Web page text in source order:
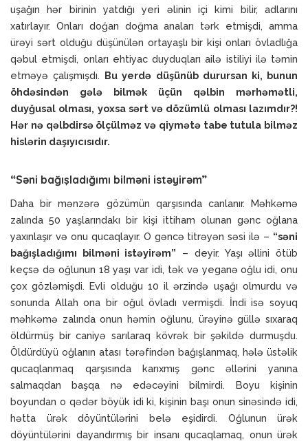
uşağın hər birinin yatdığı yeri əlinin içi kimi bilir, adlarını
xatırlayır. Onları doğan doğma anaları tərk etmişdi, amma
ürəyi sərt olduğu düşünülən ortayaşlı bir kişi onları övladlığa
qəbul etmişdi, onları ehtiyac duyduqları ailə istiliyi ilə təmin
etməyə çalışmışdı. Bu yerdə düşünüb durursan ki, bunun
öhdəsindən gələ bilmək üçün qəlbin mərhəmətli,
duyğusal olması, yoxsa sərt və dözümlü olması lazımdır?!
Hər nə qəlbdirsə ölçülməz və qiymətə tabe tutula bilməz
hislərin daşıyıcısıdır.
“Səni bağışladığımı bilməni istəyirəm”
Daha bir mənzərə gözümün qarşısında canlanır. Məhkəmə
zalında 50 yaşlarındakı bir kişi ittiham olunan gənc oğlana
yaxınlaşır və onu qucaqlayır. O gəncə titrəyən səsi ilə – “səni
bağışladığımı bilməni istəyirəm” – deyir. Yaşı əllini ötüb
keçsə də oğlunun 18 yaşı var idi, tək və yeganə oğlu idi, onu
çox gözləmişdi. Evli olduğu 10 il ərzində uşağı olmurdu və
sonunda Allah ona bir oğul övladı vermişdi. İndi isə soyuq
məhkəmə zalında onun həmin oğlunu, ürəyinə güllə sıxaraq
öldürmüş bir caniyə sarılaraq kövrək bir şəkildə durmuşdu.
Öldürdüyü oğlanın atası tərəfindən bağışlanmaq, hələ üstəlik
qucaqlanmaq qarşısında karıxmış gənc əllərini yanına
salmaqdan başqa nə edəcəyini bilmirdi. Boyu kişinin
boyundan o qədər böyük idi ki, kişinin başı onun sinəsində idi,
hətta ürək döyüntülərini belə eşidirdi. Oğlunun ürək
döyüntülərini dayandırmış bir insanı qucaqlamaq, onun ürək